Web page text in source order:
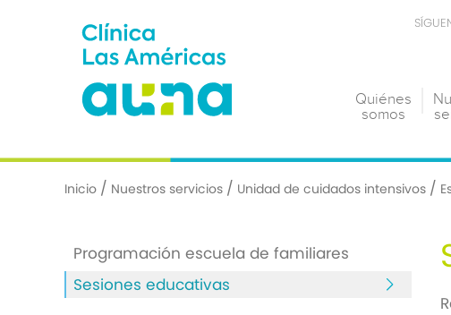
Quiénes
somos
Inicio / Nuestros servicios / Unidad de cuidados intensivos /
Programación escuela de familiares
Sesiones educativas